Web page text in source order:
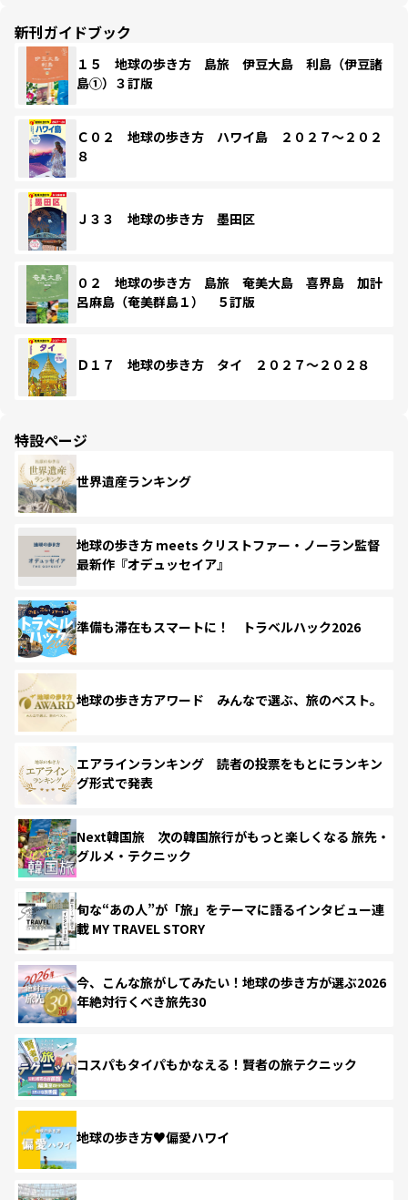
新刊ガイドブック
１５ 地球の歩き方 島旅 伊豆大島 利島（伊豆諸
島①）３訂版
Ｃ０２ 地球の歩き方 ハワイ島 ２０２７～２０２
８
Ｊ３３ 地球の歩き方 墨田区
０２ 地球の歩き方 島旅 奄美大島 喜界島 加計
呂麻島（奄美群島１） ５訂版
Ｄ１７ 地球の歩き方 タイ ２０２７～２０２８
特設ページ
世界遺産ランキング
地球の歩き方 meets クリストファー・ノーラン監督
最新作『オデュッセイア』
準備も滞在もスマートに！ トラベルハック2026
地球の歩き方アワード みんなで選ぶ、旅のベスト。
エアラインランキング 読者の投票をもとにランキン
グ形式で発表
Next韓国旅 次の韓国旅行がもっと楽しくなる 旅先・
グルメ・テクニック
旬な“あの人”が「旅」をテーマに語るインタビュー連
載 MY TRAVEL STORY
今、こんな旅がしてみたい！地球の歩き方が選ぶ2026
年絶対行くべき旅先30
コスパもタイパもかなえる！賢者の旅テクニック
地球の歩き方♥偏愛ハワイ